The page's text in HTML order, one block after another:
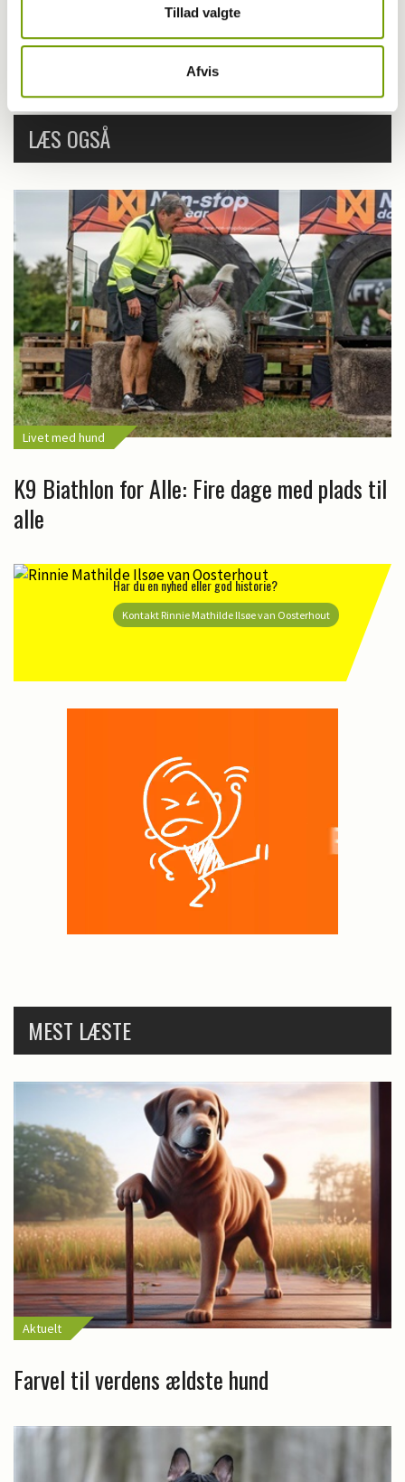
Tillad valgte
Afvis
LÆS OGSÅ
Livet med hund
K9 Biathlon for Alle: Fire dage med plads til
alle
Har du en nyhed eller god historie?
Kontakt Rinnie Mathilde Ilsøe van Oosterhout
MEST LÆSTE
Aktuelt
Farvel til verdens ældste hund